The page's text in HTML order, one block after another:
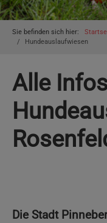
You are here:
Sie befinden sich hier:
Hundeauslaufwiesen
Alle
Die Stadt